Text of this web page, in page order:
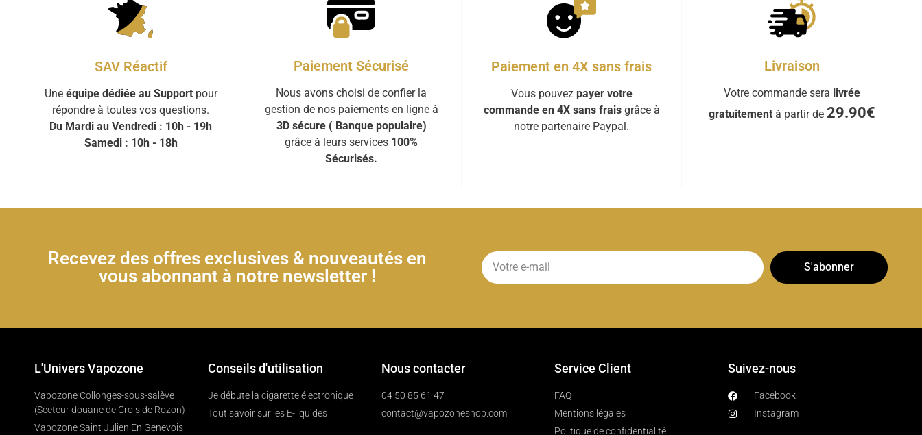
SAV Réactif
Une équipe dédiée au Supportpour
répondre à toutes vos questions.
Du Mardi au Vendredi : 10h - 19h
Samedi : 10h - 18h
Paiement Sécurisé
Nous avons choisi de confier la
gestion de nos paiements en ligne à
3D sécure ( Banque populaire)
grâce à leurs services 100%
Sécurisés.
Paiement en 4X sans frais
Vous pouvez payer votre
commande en 4X sans fraisgrâce à
notre partenaire Paypal.
Livraison
Votre commande sera livrée
gratuitementà partir de 29.90€
Recevez des offres exclusives & nouveautés en
vous abonnant à notre newsletter !
S'abonner
L'Univers Vapozone
Vapozone Collonges-sous-salève
(Secteur douane de Crois de Rozon)
Vapozone Saint Julien En Genevois
Conseils d'utilisation
Je débute la cigarette électronique
Tout savoir sur les E-liquides
Nous contacter
04 50 85 61 47
contact@vapozoneshop.com
Service Client
FAQ
Mentions légales
Politique de confidentialité
Suivez-nous
Facebook
Instagram